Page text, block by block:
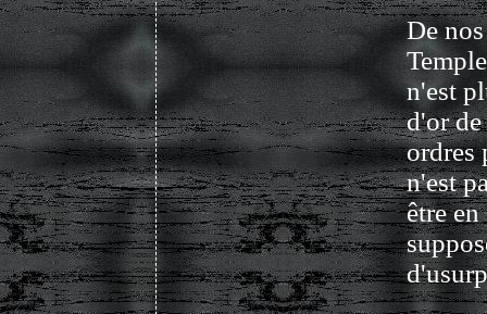
De
n'est
d'or de
ordres
n'est
être